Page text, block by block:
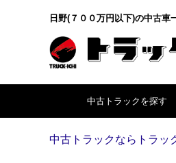
日野(７００万円以下)の中古車
中古トラックを探す
中古トラックならトラッ